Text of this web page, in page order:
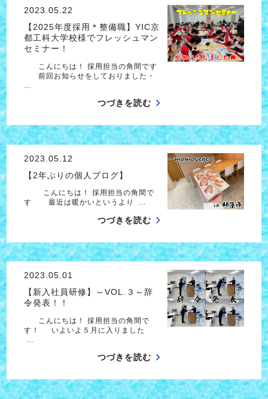
2023.05.22
【2025年度採用＊整備職】YIC京
都工科大学校様でフレッシュマン
セミナー！
こんにちは！ 採用担当の角間です
前回お知らせをしておりました・
…
つづきを読む
2023.05.12
【2年ぶりの個人ブログ】
こんにちは！ 採用担当の角間で
す 最近は暖かいというより …
つづきを読む
2023.05.01
【新入社員研修】～VOL.３～辞
令発表！！
こんにちは！ 採用担当の角間で
す！ いよいよ５月に入りました
…
つづきを読む